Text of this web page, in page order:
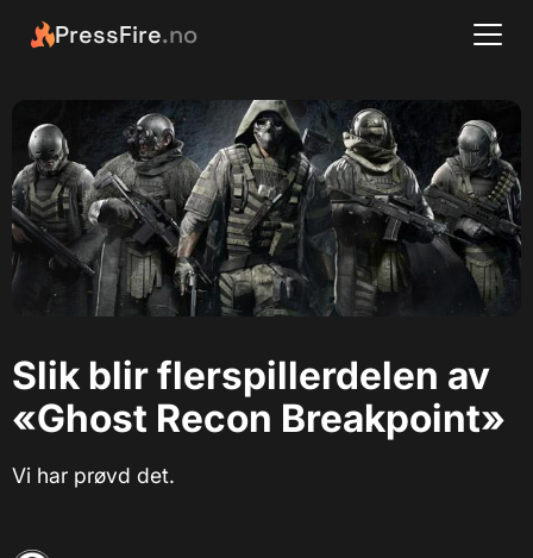
PressFire.no
Slik blir flerspillerdelen av
«Ghost Recon Breakpoint»
Vi har prøvd det.